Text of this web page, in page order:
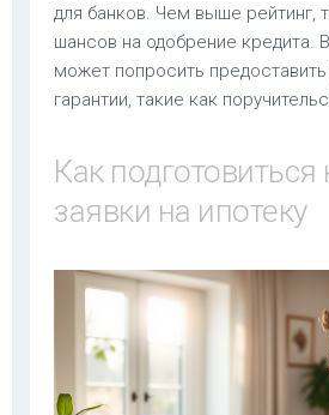
для банков. Чем выше рейтинг,
шансов на одобрение кредита.
может попросить
гарантии, такие как
Как подготовиться
заявки на ипотеку